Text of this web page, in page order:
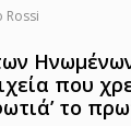
Rossi
Ηνωμένων
που
το